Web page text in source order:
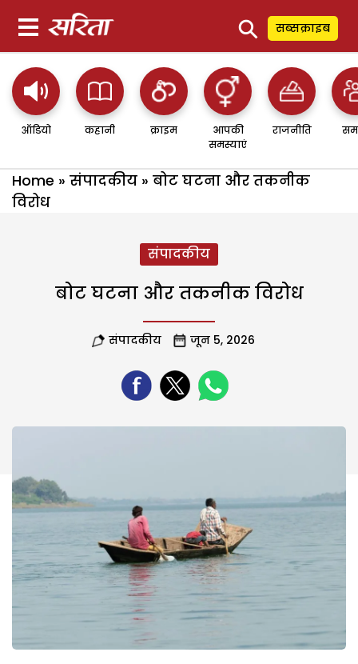
⚲ सब्सक्राइब
ऑडियो कहानी क्राइम
आपकी
समस्याएं
राजनीति
Home » संपादकीय » बोट घटना और तकनीक
विरोध
संपादकीय
बोट घटना और तकनीक विरोध
संपादकीय जून 5, 2026